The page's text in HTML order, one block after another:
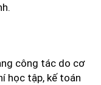
công tác do cơ
học tập, kế toán